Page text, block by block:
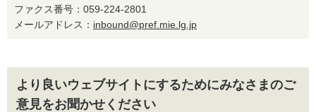
ファクス番号：059-224-2801
メールアドレス： inbound@pref.mie.lg.jp
より良いウェブサイトにするためにみなさまのご
意見をお聞かせください